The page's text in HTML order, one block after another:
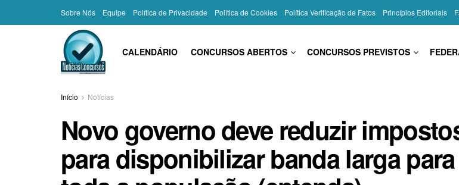
Sobre Nós Equipe Política de Privacidade Política de Cookies Política Verificação de Fatos Princípios Editoriais
CALENDÁRIO CONCURSOS ABERTOS CONCURSOS PREVISTOS
Início Notícias
Novo governo deve reduzir
para disponibilizar banda larga para